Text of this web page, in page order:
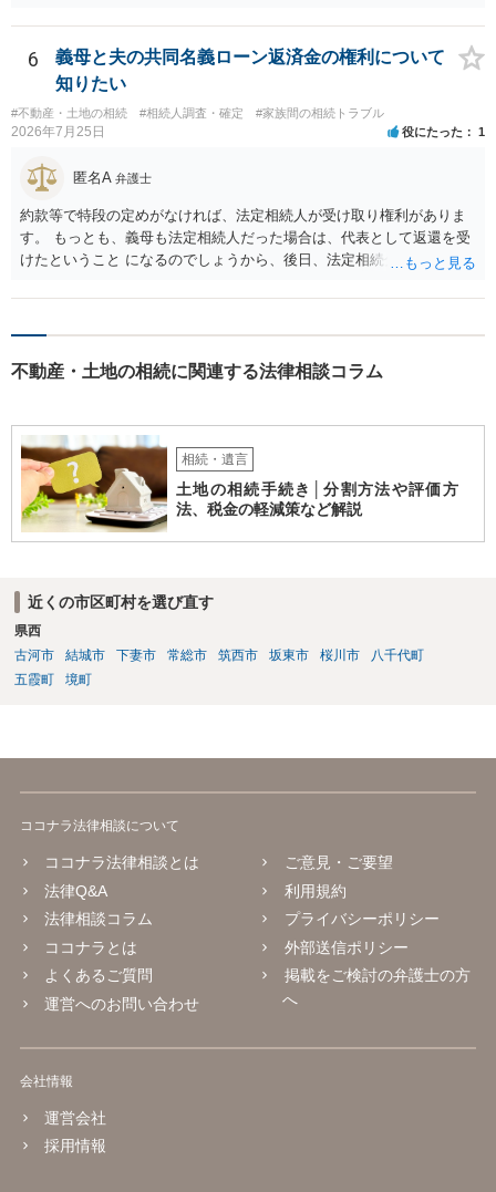
も相続権があります。つまり、孫５人に加えて「おじ又はおば」にも
相続権がある可能性があります。
6
義母と夫の共同名義ローン返済金の権利について
知りたい
#不動産・土地の相続 #相続人調査・確定 #家族間の相続トラブル
2026年7月25日 役にたった 1
匿名A 弁護士
約款等で特段の定めがなければ、法定相続人が受け取り権利がありま
す。 もっとも、義母も法定相続人だった場合は、代表として返還を受
けたということ になるのでしょうから、後日、法定相続分に基づいて
不動産・土地の相続に関連する法律相談コラム
相続・遺言
土地の相続手続き│分割方法や評価方
法、税金の軽減策など解説
近くの市区町村を選び直す
県西
古河市
結城市 下妻市 常総市 筑西市 坂東市 桜川市
八千代町
五霞町
境町
ココナラ法律相談について
ココナラ法律相談とは
法律Q&A
法律相談コラム
ココナラとは
よくあるご質問
運営へのお問い合わせ
ご意見・ご要望
利用規約
プライバシーポリシー
外部送信ポリシー
掲載をご検討の弁護士の方
へ
会社情報
運営会社
採用情報